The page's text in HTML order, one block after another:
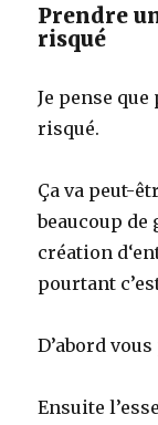
Prendre
risqué
Je pense
risqué.
Ça va peut-
beaucoup de
création
pourtant
D’abord
Ensuite